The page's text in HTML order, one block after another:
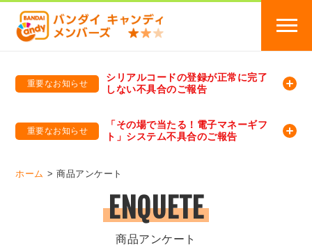
重要なお知らせ
シリアルコードの登録が正常に完了
しない不具合のご報告
重要なお知らせ
「その場で当たる！電子マネーギフ
ト」システム不具合のご報告
ホーム 商品アンケート
ENQUETE
商品アンケート